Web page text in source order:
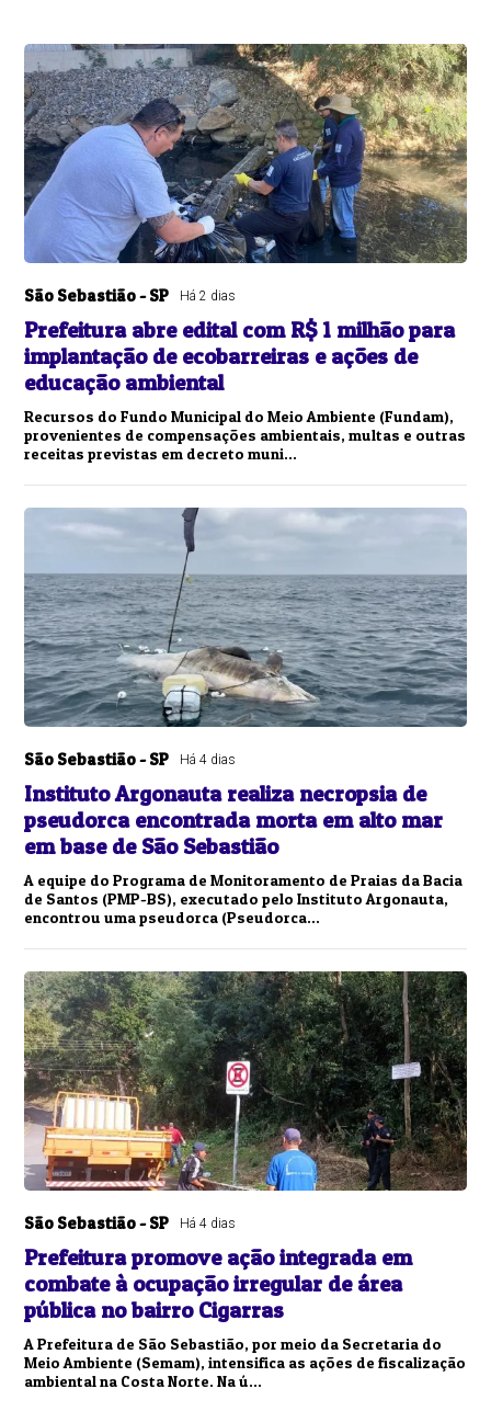
São Sebastião - SP Há 2 dias
Prefeitura abre edital com R$ 1 milhão para
implantação de ecobarreiras e ações de
educação ambiental
Recursos do Fundo Municipal do Meio Ambiente (Fundam),
provenientes de compensações ambientais, multas e outras
receitas previstas em decreto muni...
São Sebastião - SP Há 4 dias
Instituto Argonauta realiza necropsia de
pseudorca encontrada morta em alto mar
em base de São Sebastião
A equipe do Programa de Monitoramento de Praias da Bacia
de Santos (PMP-BS), executado pelo Instituto Argonauta,
encontrou uma pseudorca (Pseudorca...
São Sebastião - SP Há 4 dias
Prefeitura promove ação integrada em
combate à ocupação irregular de área
pública no bairro Cigarras
A Prefeitura de São Sebastião, por meio da Secretaria do
Meio Ambiente (Semam), intensifica as ações de fiscalização
ambiental na Costa Norte. Na ú...